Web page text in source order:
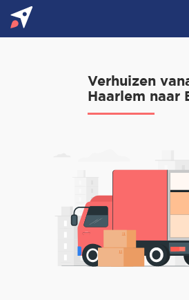
Verhuizen
Haarlem naar